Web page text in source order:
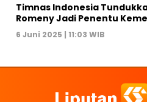
Timnas Indonesia
Romeny Jadi Penentu
6 Juni 2025 | 11:03 WIB